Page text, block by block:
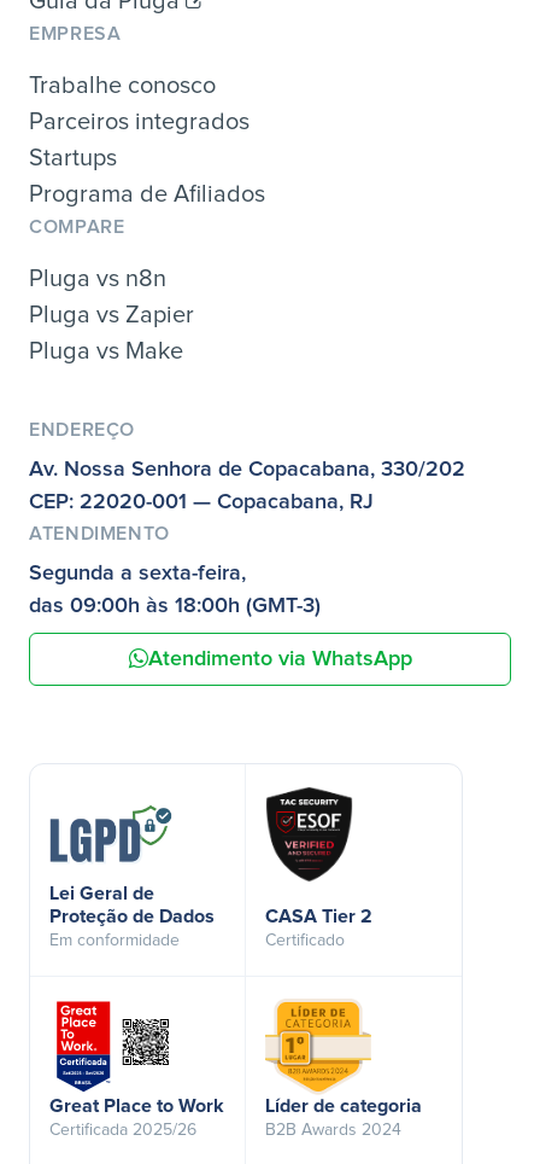
EMPRESA
Trabalhe conosco
Parceiros integrados
Startups
Programa de Afiliados
COMPARE
Pluga vs n8n
Pluga vs Zapier
Pluga vs Make
ENDEREÇO
Av. Nossa Senhora de Copacabana, 330/202
CEP: 22020-001 — Copacabana, RJ
ATENDIMENTO
Segunda a sexta-feira,
das 09:00h às 18:00h (GMT-3)
Atendimento via WhatsApp
Lei Geral de
Proteção de Dados
Em conformidade
CASA Tier 2
Certificado
Great Place to Work
Certificada 2025/26
Líder de categoria
B2B Awards 2024